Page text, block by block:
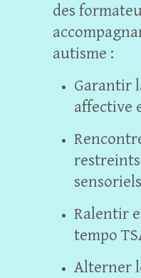
des
autisme :
Garantir
affective
Ralentir
tempo
Alterner